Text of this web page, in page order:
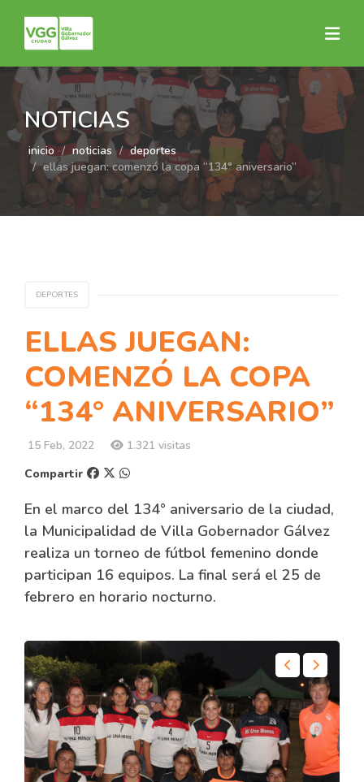
NOTICIAS
inicio noticias
deportes
ellas juegan: comenzó la copa “134° aniversario”
DEPORTES
ELLAS JUEGAN:
COMENZÓ LA COPA
“134° ANIVERSARIO”
15 Feb, 2022
1.321 visitas
Compartir
En el marco del 134° aniversario de la ciudad,
la Municipalidad de Villa Gobernador Gálvez
realiza un torneo de fútbol femenino donde
participan 16 equipos. La final será el 25 de
febrero en horario nocturno.